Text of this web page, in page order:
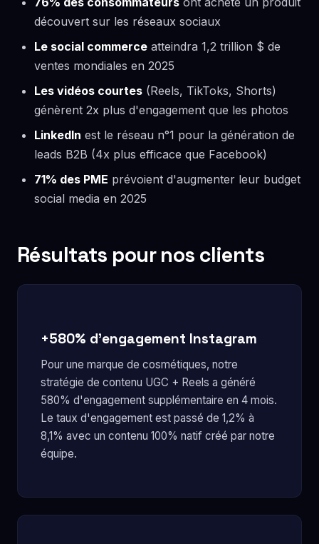
découvert sur les réseaux sociaux
Le social commerce atteindra 1,2 trillion $ de
ventes mondiales en 2025
Les vidéos courtes (Reels, TikToks, Shorts)
génèrent 2x plus d'engagement que les photos
LinkedIn est le réseau n°1 pour la génération de
leads B2B (4x plus efficace que Facebook)
71% des PME prévoient d'augmenter leur budget
social media en 2025
Résultats pour nos clients
+580% d'engagement Instagram
Pour une marque de cosmétiques, notre
stratégie de contenu UGC + Reels a généré
580% d'engagement supplémentaire en 4 mois.
Le taux d'engagement est passé de 1,2% à
8,1% avec un contenu 100% natif créé par notre
équipe.